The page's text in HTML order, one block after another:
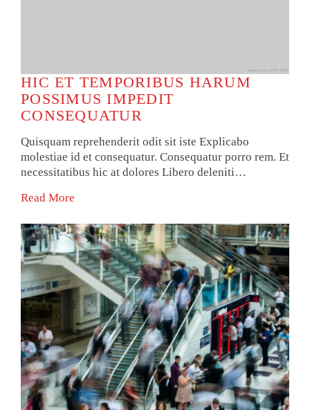
HIC ET TEMPORIBUS HARUM
POSSIMUS IMPEDIT
CONSEQUATUR
Quisquam reprehenderit odit sit iste Explicabo
molestiae id et consequatur. Consequatur porro rem. Et
necessitatibus hic at dolores Libero deleniti…
Read More